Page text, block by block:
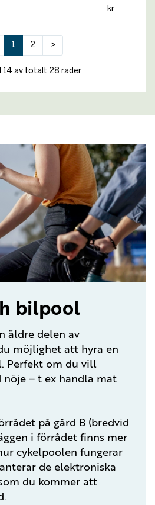
bilpool
äldre delen av
möjlighet att hyra en
Perfekt om du vill
– t ex handla mat
på gård B (bredvid
i förrådet finns mer
cykelpoolen fungerar
de elektroniska
du kommer att